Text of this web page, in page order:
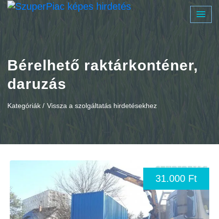
Bérelhető raktárkonténer,
daruzás
Kategóriák / Vissza a szolgáltatás hirdetésekhez
31.000 Ft